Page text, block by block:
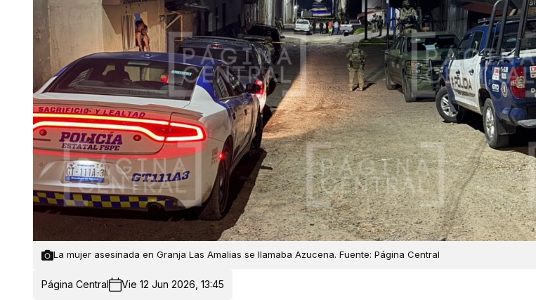
La mujer asesinada en Granja Las Amalias se llamaba Azucena. Fuente: Página Central
Página Central Vie 12 Jun 2026, 13:45